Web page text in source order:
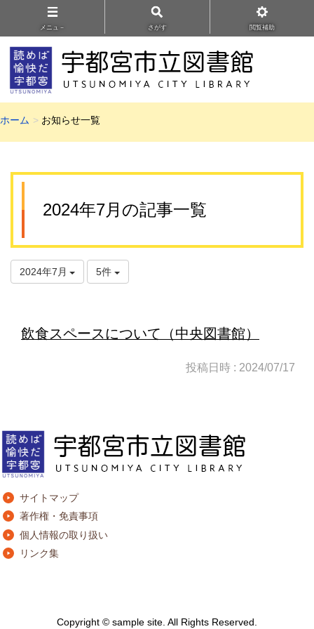
メニュ－ さがす 閲覧補助
ホーム お知らせ一覧
2024年7月の記事一覧
2024年7月 5件
飲食スペースについて（中央図書館）
投稿日時 : 2024/07/17
サイトマップ
著作権・免責事項
個人情報の取り扱い
リンク集
Copyright © sample site. All Rights Reserved.